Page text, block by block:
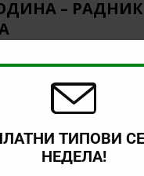
– РАДНИК
понуда за обложување,
од српската Суперлига
ТИПОВИ
НЕДЕЛА!